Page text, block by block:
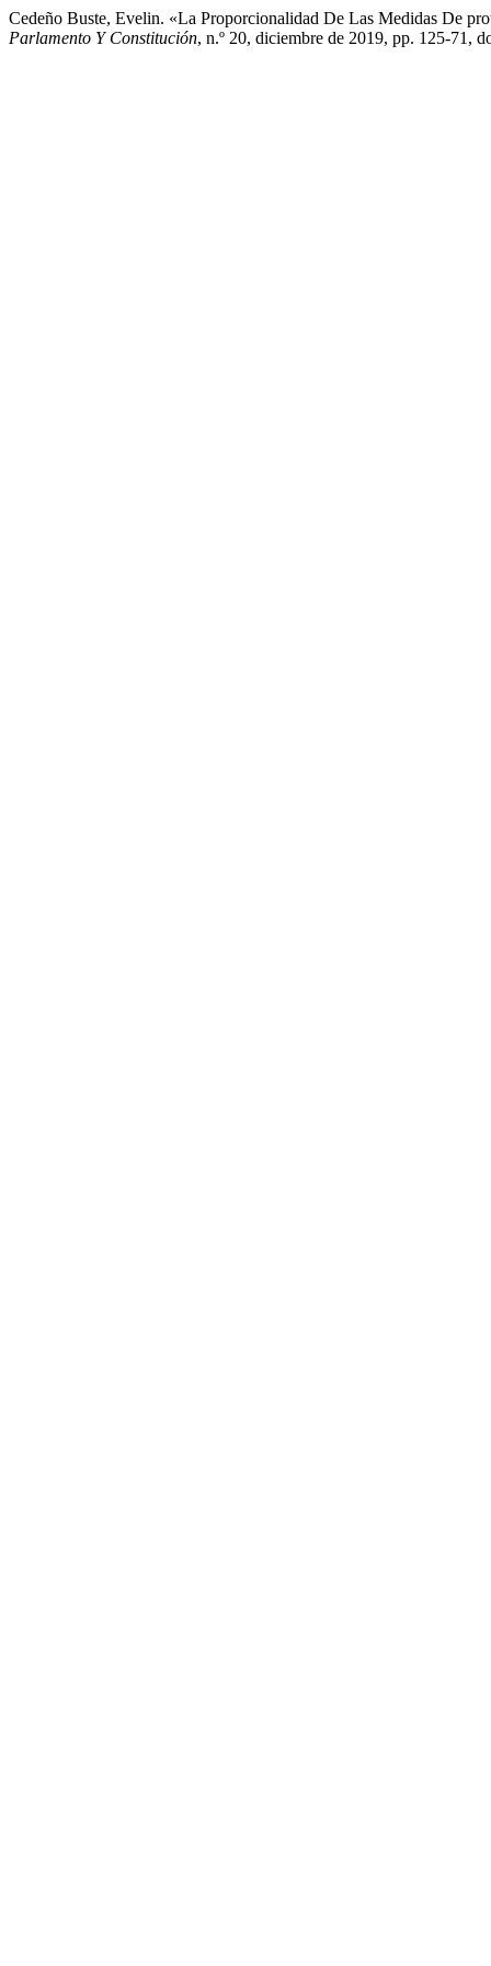
Cedeño Buste, Evelin. «La Proporcionalidad De Las Medidas De
Parlamento Y Constitución, n.º 20, diciembre de 2019, pp. 125-71,